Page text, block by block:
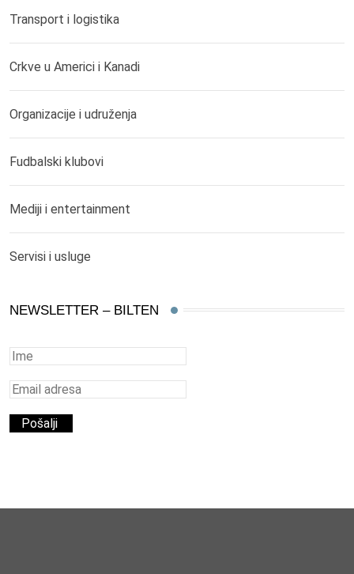
Transport i logistika
Crkve u Americi i Kanadi
Organizacije i udruženja
Fudbalski klubovi
Mediji i entertainment
Servisi i usluge
NEWSLETTER – BILTEN